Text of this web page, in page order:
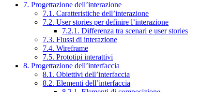
7. Progettazione dell’interazione
7.1. Caratteristiche dell’interazione
7.2. User stories per definire l’interazione
7.2.1. Differenza tra scenari e user stories
7.3. Flussi di interazione
7.4. Wireframe
7.5. Prototipi interattivi
8. Progettazione dell’interfaccia
8.1. Obiettivi dell’interfaccia
8.2. Elementi dell’interfaccia